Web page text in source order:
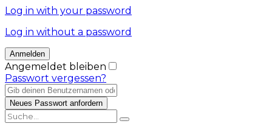
Log in with your password
Log in without a password
Angemeldet bleiben
Passwort vergessen?